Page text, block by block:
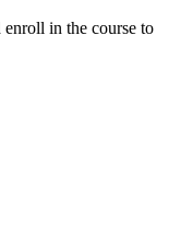
enroll in the course to